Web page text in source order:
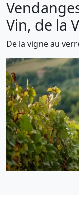
Vin, de la
De la vigne au